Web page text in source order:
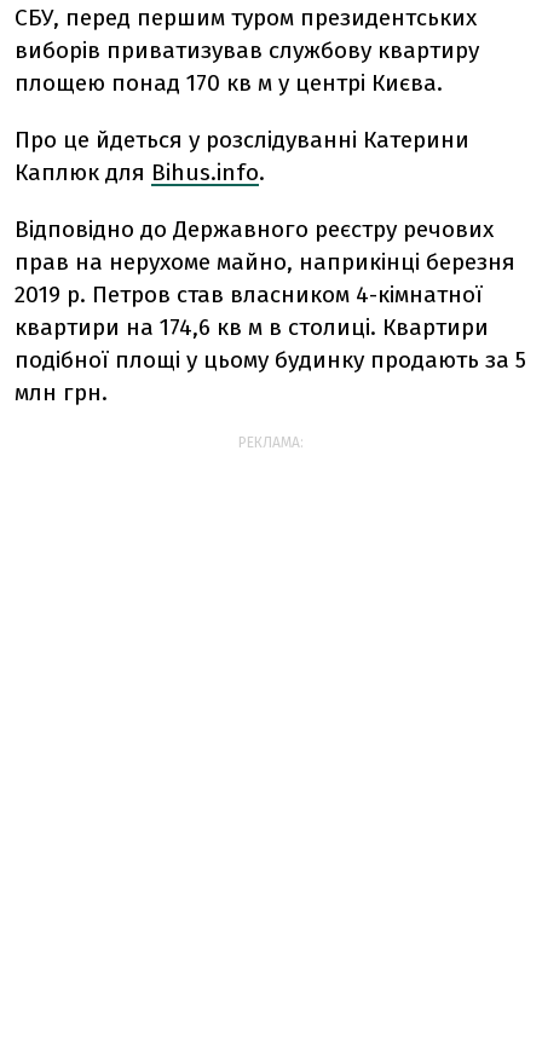
СБУ, перед першим туром президентських
виборів приватизував службову квартиру
площею понад 170 кв м у центрі Києва.
Про це йдеться у розслідуванні Катерини
Каплюк для Bihus.info.
Відповідно до Державного реєстру речових
прав на нерухоме майно, наприкінці березня
2019 р. Петров став власником 4-кімнатної
квартири на 174,6 кв м в столиці. Квартири
подібної площі у цьому будинку продають за 5
млн грн.
РЕКЛАМА: